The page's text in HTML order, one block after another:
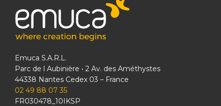
Emuca S.A.R.L.
Parc de l Aubinière • 2 Av. des Améthystes
44338 Nantes Cedex 03 – France
02 49 88 07 35
FR030478_10IKSP